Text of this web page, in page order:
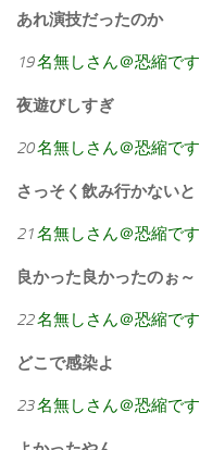
あれ演技だったのか
19名無しさん＠恐縮です
夜遊びしすぎ
20名無しさん＠恐縮です
さっそく飲み行かないと
21名無しさん＠恐縮です
良かった良かったのぉ～
22名無しさん＠恐縮です
どこで感染よ
23名無しさん＠恐縮です